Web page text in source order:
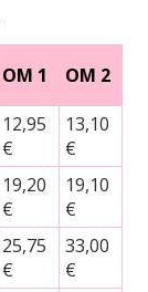
OM 1
OM 2
12,95
€
13,10
€
19,20
€
19,10
€
25,75
€
33,00
€